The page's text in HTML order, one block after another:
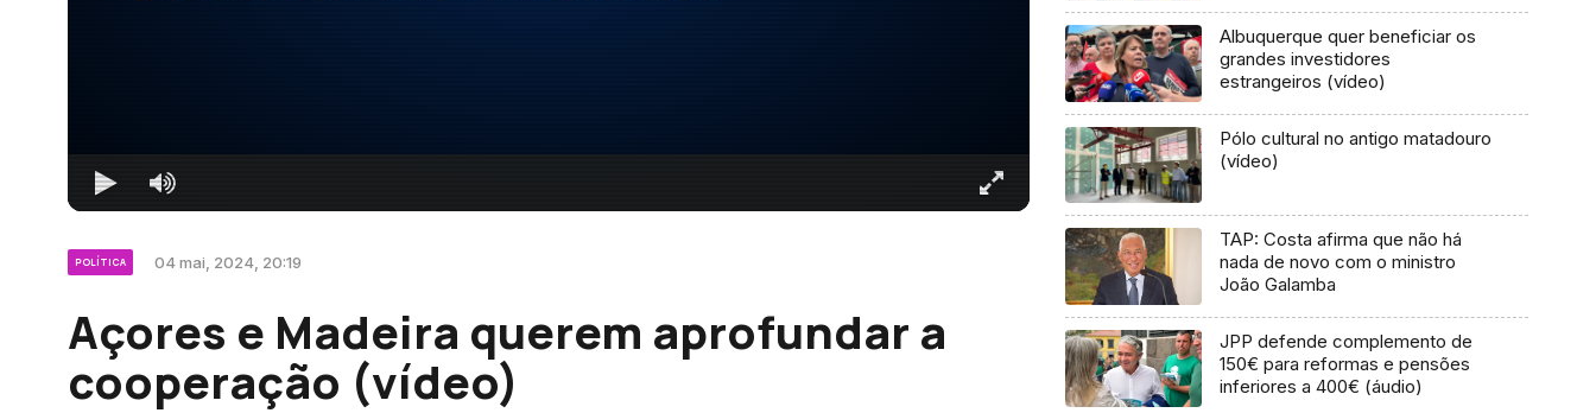
POLÍTICA 04 mai, 2024, 20:19
Açores e Madeira querem aprofundar a
cooperação (vídeo)
Albuquerque quer beneficiar os
grandes investidores
estrangeiros (vídeo)
Pólo cultural no antigo matadouro
(vídeo)
TAP: Costa afirma que não há
nada de novo com o ministro
João Galamba
JPP defende complemento de
150€ para reformas e pensões
inferiores a 400€ (áudio)